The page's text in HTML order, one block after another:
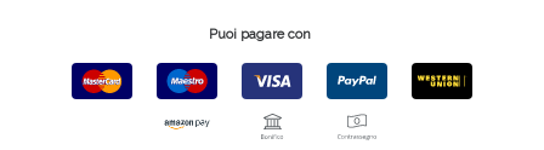
Puoi pagare con